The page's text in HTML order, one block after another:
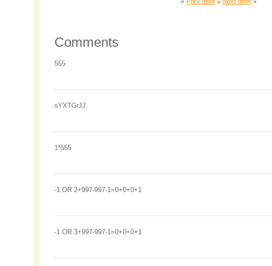
Comments
555
sYXTGrJJ
1*555
-1 OR 2+997-997-1=0+0+0+1
-1 OR 3+997-997-1=0+0+0+1